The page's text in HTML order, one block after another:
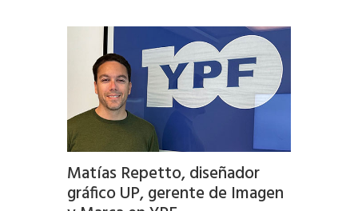
Matías Repetto, diseñador
gráfico UP, gerente de Imagen